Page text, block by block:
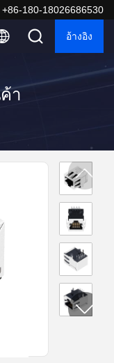
+86-180-18026686530
อ้างอิง
า